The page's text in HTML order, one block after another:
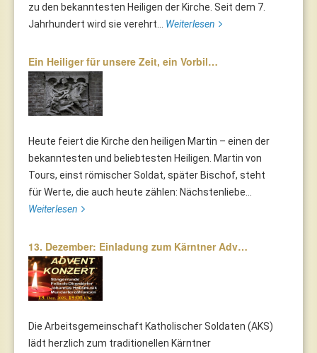
zu den bekanntesten Heiligen der Kirche. Seit dem 7.
Jahrhundert wird sie verehrt... Weiterlesen
Ein Heiliger für unsere Zeit, ein Vorbil…
Heute feiert die Kirche den heiligen Martin – einen der
bekanntesten und beliebtesten Heiligen. Martin von
Tours, einst römischer Soldat, später Bischof, steht
für Werte, die auch heute zählen: Nächstenliebe...
Weiterlesen
13. Dezember: Einladung zum Kärntner Adv…
Die Arbeitsgemeinschaft Katholischer Soldaten (AKS)
lädt herzlich zum traditionellen Kärntner